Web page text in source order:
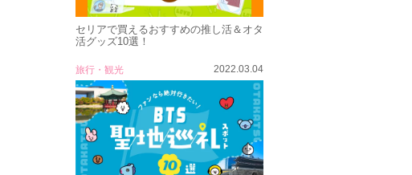
セリアで買えるおすすめの推し活＆オタ
活グッズ10選！
旅行・観光 2022.03.04